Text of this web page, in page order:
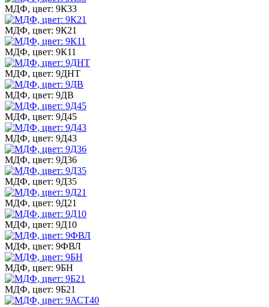
МДФ, цвет: 9К33
МДФ, цвет: 9К21
МДФ, цвет: 9К11
МДФ, цвет: 9ДНТ
МДФ, цвет: 9ДВ
МДФ, цвет: 9Д45
МДФ, цвет: 9Д43
МДФ, цвет: 9Д36
МДФ, цвет: 9Д35
МДФ, цвет: 9Д21
МДФ, цвет: 9Д10
МДФ, цвет: 9ФВЛ
МДФ, цвет: 9БН
МДФ, цвет: 9Б21